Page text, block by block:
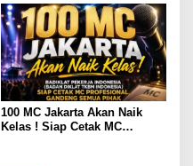
Ketua Umum Periode Th 2026
– 2031
100 MC Jakarta Akan Naik
Kelas ! Siap Cetak MC